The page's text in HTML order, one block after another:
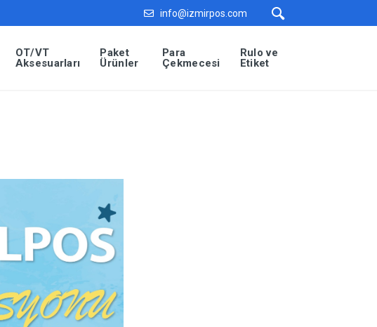
info@izmirpos.com
OT/VT
Aksesuarları
Paket
Ürünler
Para
Çekmecesi
Rulo ve
Etiket